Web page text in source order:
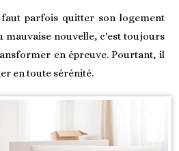
parfois quitter son logement
mauvaise nouvelle, c'est toujours
en épreuve. Pourtant, il
en toute sérénité.